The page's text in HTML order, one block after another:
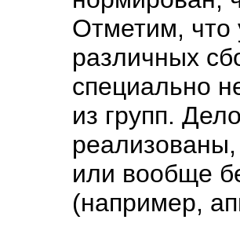
Отметим, что
различных
специально
из групп.
или вообще
(например,